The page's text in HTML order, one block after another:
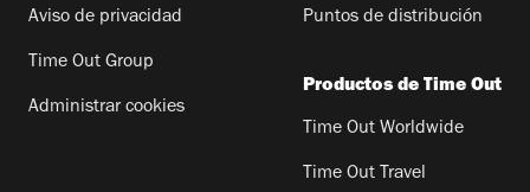
Aviso de privacidad
Time Out Group
Administrar cookies
Puntos de distribución
Productos de Time Out
Time Out Worldwide
Time Out Travel